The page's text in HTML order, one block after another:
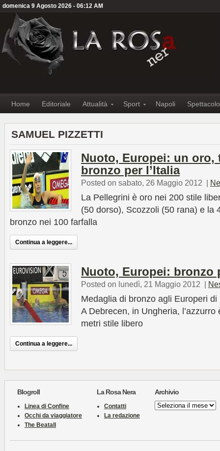
domenica 9 Agosto 2026 - 06:12 AM
Home Editoriale Attualità Sport Napoli Spettacolo
SAMUEL PIZZETTI
Nuoto, Europei: un oro,
bronzo per l’Italia
Posted on sabato, 26 Maggio 2012 |
La Pellegrini è oro nei 200 stile
(50 dorso), Scozzoli (50 rana) e la
bronzo nei 100 farfalla
Continua a leggere...
Nuoto, Europei: bronzo
Posted on lunedì, 21 Maggio 2012 |
Medaglia di bronzo agli Europeri
A Debrecen, in Ungheria,
metri stile libero
Continua a leggere...
Blogroll
Linea di Confine
Occhi da viaggiatore
The Beatall
La Rosa Nera
Contatti
La redazione
Archivio
Archivio